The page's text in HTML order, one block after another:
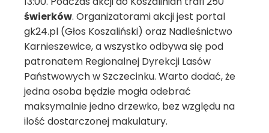
świerków. Organizatorami akcji jest portal
gk24.pl (Głos Koszaliński) oraz Nadleśnictwo
Karnieszewice, a wszystko odbywa się pod
patronatem Regionalnej Dyrekcji Lasów
Państwowych w Szczecinku. Warto dodać, że
jedna osoba będzie mogła odebrać
maksymalnie jedno drzewko, bez względu na
ilość dostarczonej makulatury.